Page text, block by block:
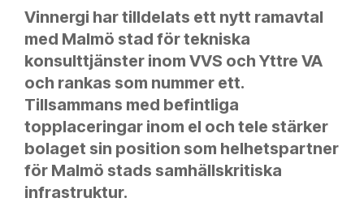
Vinnergi har tilldelats ett nytt ramavtal
med Malmö stad för tekniska
konsulttjänster inom VVS och Yttre VA
och rankas som nummer ett.
Tillsammans med befintliga
topplaceringar inom el och tele stärker
bolaget sin position som helhetspartner
för Malmö stads samhällskritiska
infrastruktur.